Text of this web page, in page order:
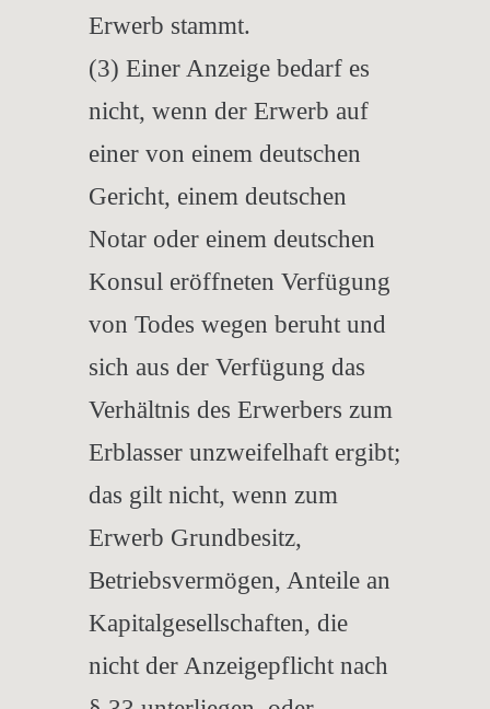
Erwerb stammt.
(3) Einer Anzeige bedarf es
nicht, wenn der Erwerb auf
einer von einem deutschen
Gericht, einem deutschen
Notar oder einem deutschen
Konsul eröffneten Verfügung
von Todes wegen beruht und
sich aus der Verfügung das
Verhältnis des Erwerbers zum
Erblasser unzweifelhaft ergibt;
das gilt nicht, wenn zum
Erwerb Grundbesitz,
Betriebsvermögen, Anteile an
Kapitalgesellschaften, die
nicht der Anzeigepflicht nach